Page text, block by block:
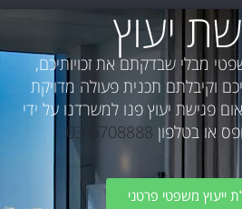
יעוץ
מבלי שבדקתם את זכויותיכם,
וקיבלתם תכנית פעולה מדויקת
פגישת יעוץ פנו למשרדנו על ידי
או בטלפון 03-6708888
ייעוץ משפטי פרטני